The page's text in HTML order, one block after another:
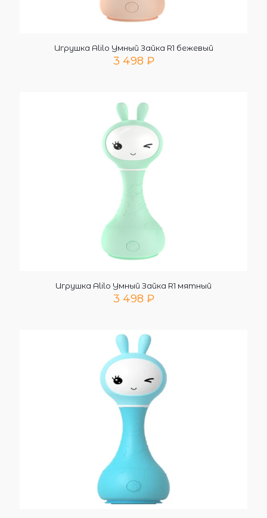
Игрушка Alilo Умный Зайка R1 бежевый
3 498 ₽
Игрушка Alilo Умный Зайка R1 мятный
3 498 ₽